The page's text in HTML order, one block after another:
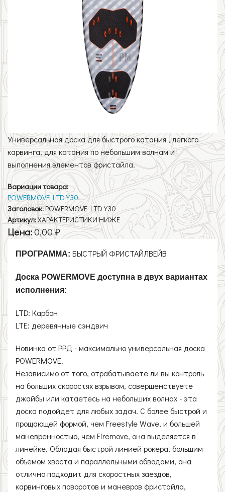
Универсальная доска для быстрого катания , легкого
карвинга, для катания по небольшим волнам и
выполнения элементов фристайла.
Вариации товара:
POWERMOVE LTD Y30
Заголовок:POWERMOVE LTD Y30
Артикул:ХАРАКТЕРИСТИКИ НИЖЕ
Цена:0,00 ₽
ПРОГРАММА: БЫСТРЫЙ ФРИСТАЙЛВЕЙВ
Доска POWERMOVE доступна в двух вариантах
исполнения:
LTD: Карбон
LTE: деревянные сэндвич
Новинка от РРД - максимально универсальная доска
POWERMOVE.
Независимо от того, отрабатываете ли вы контроль
на больших скоростях взрывом, совершенствуете
джайбы или катаетесь на небольших волнах - эта
доска подойдет для любых задач. С более быстрой и
прощающей формой, чем Freestyle Wave, и большей
маневренностью, чем Firemove, она выделяется в
линейке. Обладая быстрой линией рокера, большим
объемом хвоста и параллельными обводами, она
отлично подходит для скоростных заездов,
карвинговых поворотов и маневров фристайла,